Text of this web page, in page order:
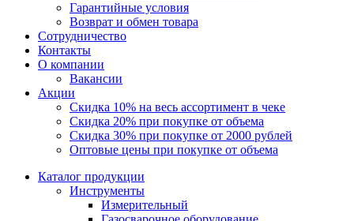
Гарантийные условия
Возврат и обмен товара
Сотрудничество
Контакты
О компании
Вакансии
Акции
Скидка 10% на весь ассортимент в чеке
Скидка 20% при покупке от объема
Скидка 30% при покупке от 2000 рублей
Оптовые цены при покупке от объема
Каталог продукции
Инструменты
Измерительный